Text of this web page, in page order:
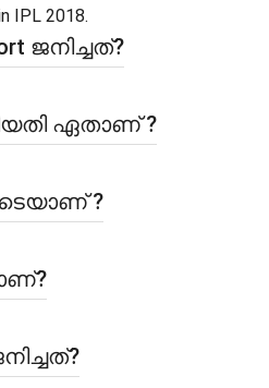
IPL 2018.
ജനിച്ചത്?
ഏതാണ് ?
?